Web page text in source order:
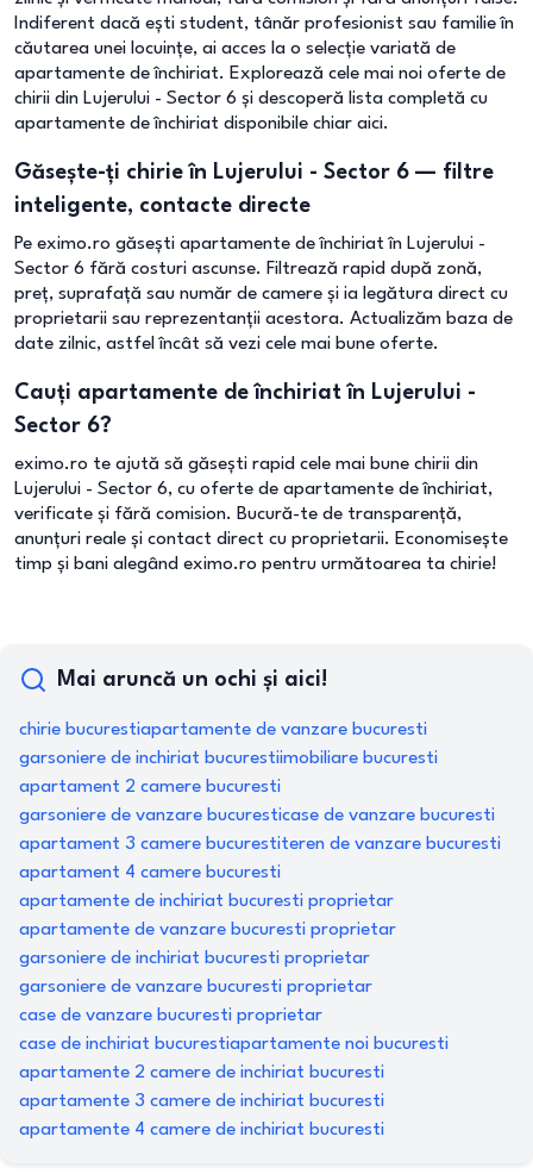
Indiferent dacă ești student, tânăr profesionist sau familie în
căutarea unei locuințe, ai acces la o selecție variată de
apartamente de închiriat. Explorează cele mai noi oferte de
chirii din Lujerului - Sector 6 și descoperă lista completă cu
apartamente de închiriat disponibile chiar aici.
Găsește-ți chirie în Lujerului - Sector 6 — filtre
inteligente, contacte directe
Pe eximo.ro găsești apartamente de închiriat în Lujerului -
Sector 6 fără costuri ascunse. Filtrează rapid după zonă,
preț, suprafață sau număr de camere și ia legătura direct cu
proprietarii sau reprezentanții acestora. Actualizăm baza de
date zilnic, astfel încât să vezi cele mai bune oferte.
Cauți apartamente de închiriat în Lujerului -
Sector 6?
eximo.ro te ajută să găsești rapid cele mai bune chirii din
Lujerului - Sector 6, cu oferte de apartamente de închiriat,
verificate și fără comision. Bucură-te de transparență,
anunțuri reale și contact direct cu proprietarii. Economisește
timp și bani alegând eximo.ro pentru următoarea ta chirie!
Mai aruncă un ochi și aici!
chirie bucurestiapartamente de vanzare bucuresti
garsoniere de inchiriat bucurestiimobiliare bucuresti
apartament 2 camere bucuresti
garsoniere de vanzare bucuresticase de vanzare bucuresti
apartament 3 camere bucurestiteren de vanzare bucuresti
apartament 4 camere bucuresti
apartamente de inchiriat bucuresti proprietar
apartamente de vanzare bucuresti proprietar
garsoniere de inchiriat bucuresti proprietar
garsoniere de vanzare bucuresti proprietar
case de vanzare bucuresti proprietar
case de inchiriat bucurestiapartamente noi bucuresti
apartamente 2 camere de inchiriat bucuresti
apartamente 3 camere de inchiriat bucuresti
apartamente 4 camere de inchiriat bucuresti